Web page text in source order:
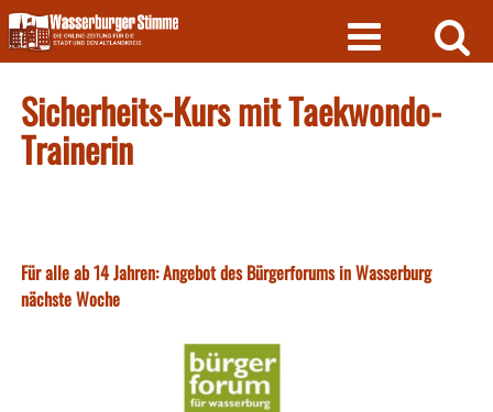
Skip
to
content
Sicherheits-Kurs mit Taekwondo-
Trainerin
Für alle ab 14 Jahren: Angebot des Bürgerforums in Wasserburg
nächste Woche